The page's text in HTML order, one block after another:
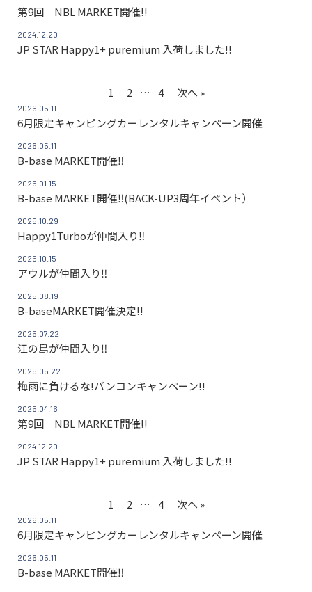
第9回 NBL MARKET開催!!
2024.12.20
JP STAR Happy1+ puremium 入荷しました!!
1 2 … 4 次へ »
2026.05.11
6月限定キャンピングカーレンタルキャンペーン開催
2026.05.11
B-base MARKET開催‼
2026.01.15
B-base MARKET開催‼(BACK-UP3周年イベント）
2025.10.29
Happy1Turboが仲間入り‼
2025.10.15
アウルが仲間入り‼
2025.08.19
B-baseMARKET開催決定!!
2025.07.22
江の島が仲間入り‼
2025.05.22
梅雨に負けるな!バンコンキャンペーン!!
2025.04.16
第9回 NBL MARKET開催!!
2024.12.20
JP STAR Happy1+ puremium 入荷しました!!
1 2 … 4 次へ »
2026.05.11
6月限定キャンピングカーレンタルキャンペーン開催
2026.05.11
B-base MARKET開催‼